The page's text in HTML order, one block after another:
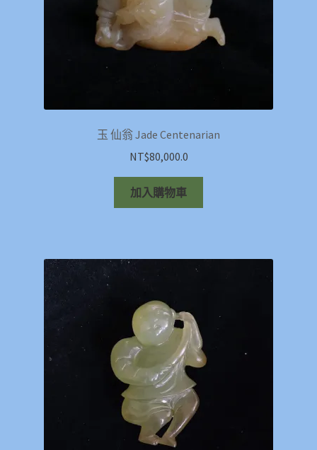
玉 仙翁 Jade Centenarian
NT$80,000.0
加入購物車